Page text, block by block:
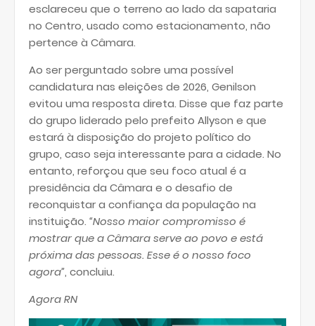
esclareceu que o terreno ao lado da sapataria
no Centro, usado como estacionamento, não
pertence à Câmara.
Ao ser perguntado sobre uma possível
candidatura nas eleições de 2026, Genilson
evitou uma resposta direta. Disse que faz parte
do grupo liderado pelo prefeito Allyson e que
estará à disposição do projeto político do
grupo, caso seja interessante para a cidade. No
entanto, reforçou que seu foco atual é a
presidência da Câmara e o desafio de
reconquistar a confiança da população na
instituição. “Nosso maior compromisso é
mostrar que a Câmara serve ao povo e está
próxima das pessoas. Esse é o nosso foco
agora”, concluiu.
Agora RN